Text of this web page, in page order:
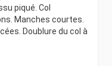
piqué. Col
Manches courtes.
Doublure du col à